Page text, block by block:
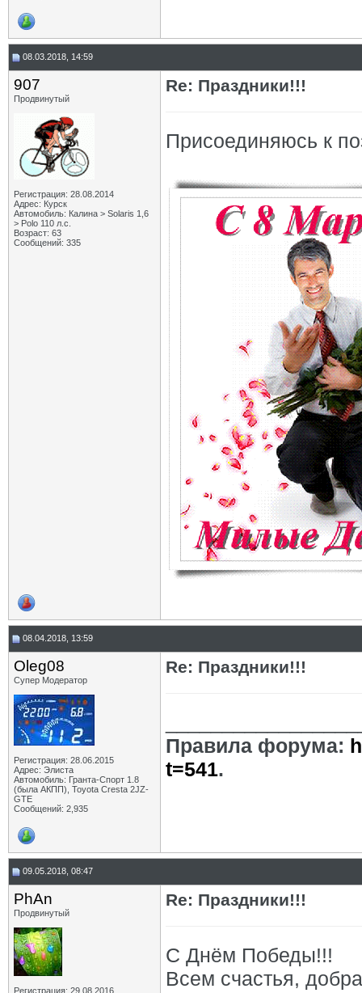
08.03.2018, 14:59
907
Продвинутый
Регистрация: 28.08.2014
Адрес: Курск
Автомобиль: Калина > Solaris 1,6
> Polo 110 л.с.
Возраст: 63
Сообщений: 335
Re: Праздники!!!
Присоединяюсь к
08.04.2018, 13:59
Oleg08
Супер Модератор
Регистрация: 28.06.2015
Адрес: Элиста
Автомобиль: Гранта-Спорт 1.8
(была АКПП), Toyota Cresta 2JZ-
GTE
Сообщений: 2,935
Re: Праздники!!!
Правила форума:
t=541.
09.05.2018, 08:47
PhAn
Продвинутый
Регистрация: 29.08.2016
Re: Праздники!!!
С Днём Победы!!!
Всем счаcтья,